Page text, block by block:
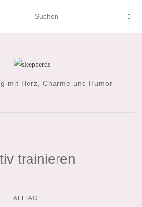
mit Herz, Charme und Humor
trainieren
ALLTAG